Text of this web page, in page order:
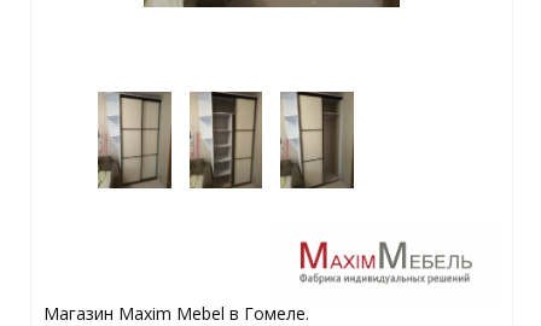
Магазин Maxim Mebel в Гомеле.